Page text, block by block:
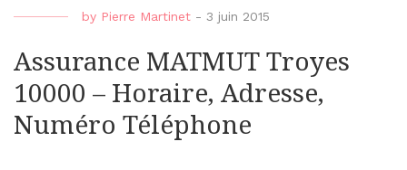
by Pierre Martinet - 3 juin 2015
Assurance MATMUT Troyes
10000 – Horaire, Adresse,
Numéro Téléphone